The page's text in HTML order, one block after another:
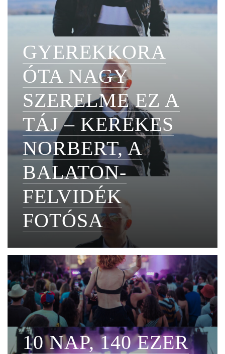
GYEREKKORA
ÓTA NAGY
SZERELME EZ A
TÁJ – KEREKES
NORBERT, A
BALATON-
FELVIDÉK
FOTÓSA
10 NAP, 140 EZER